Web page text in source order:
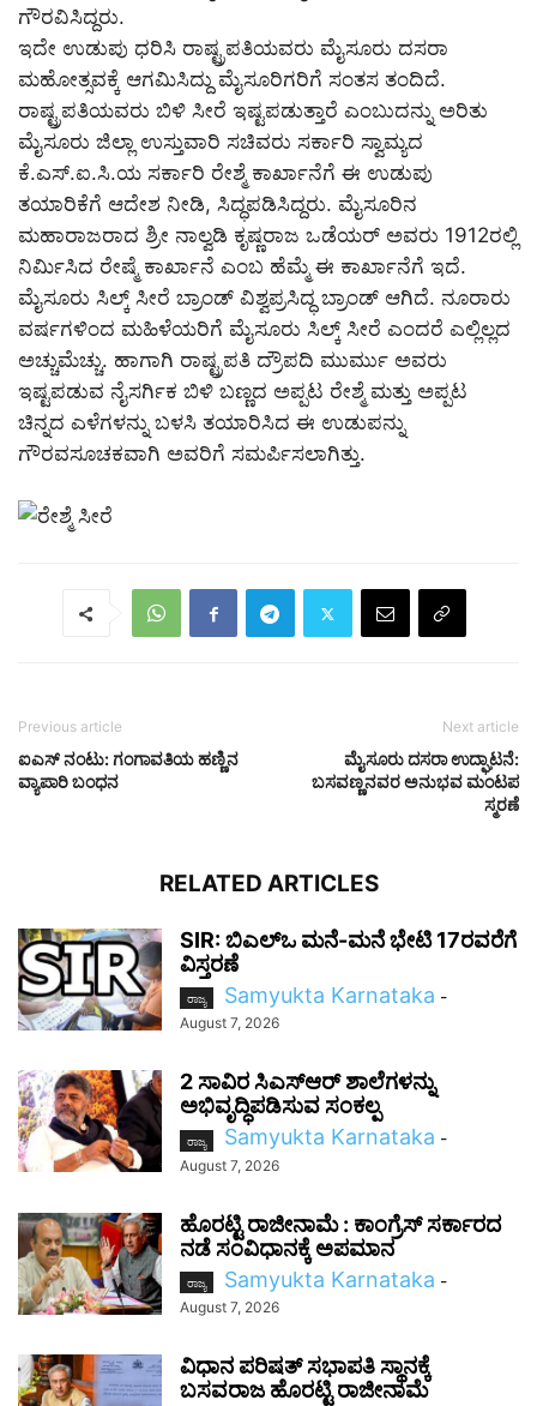
ಗೌರವಿಸಿದ್ದರು.
ಇದೇ ಉಡುಪು ಧರಿಸಿ ರಾಷ್ಟ್ರಪತಿಯವರು ಮೈಸೂರು ದಸರಾ
ಮಹೋತ್ಸವಕ್ಕೆ ಆಗಮಿಸಿದ್ದು ಮೈಸೂರಿಗರಿಗೆ ಸಂತಸ ತಂದಿದೆ.
ರಾಷ್ಟ್ರಪತಿಯವರು ಬಿಳಿ ಸೀರೆ ಇಷ್ಟಪಡುತ್ತಾರೆ ಎಂಬುದನ್ನು ಅರಿತು
ಮೈಸೂರು ಜಿಲ್ಲಾ ಉಸ್ತುವಾರಿ ಸಚಿವರು ಸರ್ಕಾರಿ ಸ್ವಾಮ್ಯದ
ಕೆ.ಎಸ್.ಐ.ಸಿ.ಯ ಸರ್ಕಾರಿ ರೇಶ್ಮೆ ಕಾರ್ಖಾನೆಗೆ ಈ ಉಡುಪು
ತಯಾರಿಕೆಗೆ ಆದೇಶ ನೀಡಿ, ಸಿದ್ಧಪಡಿಸಿದ್ದರು. ಮೈಸೂರಿನ
ಮಹಾರಾಜರಾದ ಶ್ರೀ ನಾಲ್ವಡಿ ಕೃಷ್ಣರಾಜ ಒಡೆಯರ್ ಅವರು 1912ರಲ್ಲಿ
ನಿರ್ಮಿಸಿದ ರೇಷ್ಮೆ ಕಾರ್ಖಾನೆ ಎಂಬ ಹೆಮ್ಮೆ ಈ ಕಾರ್ಖಾನೆಗೆ ಇದೆ.
ಮೈಸೂರು ಸಿಲ್ಕ್ ಸೀರೆ ಬ್ರಾಂಡ್ ವಿಶ್ವಪ್ರಸಿದ್ಧ ಬ್ರಾಂಡ್ ಆಗಿದೆ. ನೂರಾರು
ವರ್ಷಗಳಿಂದ ಮಹಿಳೆಯರಿಗೆ ಮೈಸೂರು ಸಿಲ್ಕ್ ಸೀರೆ ಎಂದರೆ ಎಲ್ಲಿಲ್ಲದ
ಅಚ್ಚುಮೆಚ್ಚು. ಹಾಗಾಗಿ ರಾಷ್ಟ್ರಪತಿ ದ್ರೌಪದಿ ಮುರ್ಮು ಅವರು
ಇಷ್ಟಪಡುವ ನೈಸರ್ಗಿಕ ಬಿಳಿ ಬಣ್ಣದ ಅಪ್ಪಟ ರೇಶ್ಮೆ ಮತ್ತು ಅಪ್ಪಟ
ಚಿನ್ನದ ಎಳೆಗಳನ್ನು ಬಳಸಿ ತಯಾರಿಸಿದ ಈ ಉಡುಪನ್ನು
ಗೌರವಸೂಚಕವಾಗಿ ಅವರಿಗೆ ಸಮರ್ಪಿಸಲಾಗಿತ್ತು.
Previous article
ಐಎಸ್ ನಂಟು: ಗಂಗಾವತಿಯ ಹಣ್ಣಿನ
ವ್ಯಾಪಾರಿ ಬಂಧನ
Next article
ಮೈಸೂರು ದಸರಾ ಉದ್ಘಾಟನೆ:
ಬಸವಣ್ಣನವರ ಅನುಭವ ಮಂಟಪ
ಸ್ಮರಣೆ
RELATED ARTICLES
SIR: ಬಿಎಲ್ಒ ಮನೆ-ಮನೆ ಭೇಟಿ 17ರವರೆಗೆ
ವಿಸ್ತರಣೆ
ರಾಜ್ಯ Samyukta Karnataka -
August 7, 2026
2 ಸಾವಿರ ಸಿಎಸ್‌ಆರ್ ಶಾಲೆಗಳನ್ನು
ಅಭಿವೃದ್ಧಿಪಡಿಸುವ ಸಂಕಲ್ಪ
ರಾಜ್ಯ Samyukta Karnataka -
August 7, 2026
ಹೊರಟ್ಟಿ ರಾಜೀನಾಮೆ : ಕಾಂಗ್ರೆಸ್ ಸರ್ಕಾರದ
ನಡೆ ಸಂವಿಧಾನಕ್ಕೆ ಅಪಮಾನ
ರಾಜ್ಯ Samyukta Karnataka -
August 7, 2026
ವಿಧಾನ ಪರಿಷತ್ ಸಭಾಪತಿ ಸ್ಥಾನಕ್ಕೆ
ಬಸವರಾಜ ಹೊರಟ್ಟಿ ರಾಜೀನಾಮೆ